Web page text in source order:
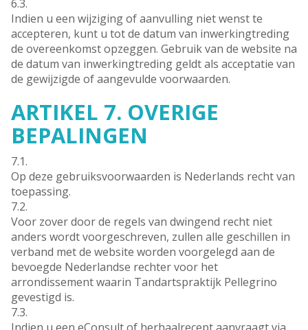
6.3.
Indien u een wijziging of aanvulling niet wenst te
accepteren, kunt u tot de datum van inwerkingtreding
de overeenkomst opzeggen. Gebruik van de website na
de datum van inwerkingtreding geldt als acceptatie van
de gewijzigde of aangevulde voorwaarden.
ARTIKEL 7. OVERIGE
BEPALINGEN
7.1.
Op deze gebruiksvoorwaarden is Nederlands recht van
toepassing.
7.2.
Voor zover door de regels van dwingend recht niet
anders wordt voorgeschreven, zullen alle geschillen in
verband met de website worden voorgelegd aan de
bevoegde Nederlandse rechter voor het
arrondissement waarin Tandartspraktijk Pellegrino
gevestigd is.
7.3.